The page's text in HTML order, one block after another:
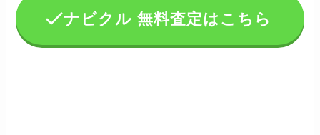
ナビクル 無料査定はこちら